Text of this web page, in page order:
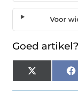
Voor
Goed
X
(Twitter)